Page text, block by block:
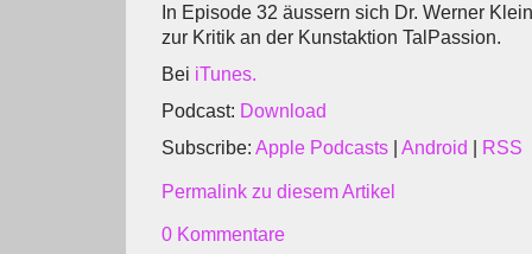
In Episode 32 äussern sich Dr. Werner
zur Kritik an der Kunstaktion TalPassion.
Bei iTunes.
Podcast: Download
Subscribe: Apple Podcasts Android RSS
Permalink zu diesem Artikel
0 Kommentare